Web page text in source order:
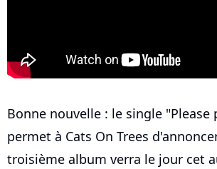
Bonne nouvelle : le single "Please
permet à Cats On Trees
troisième album verra le jour cet